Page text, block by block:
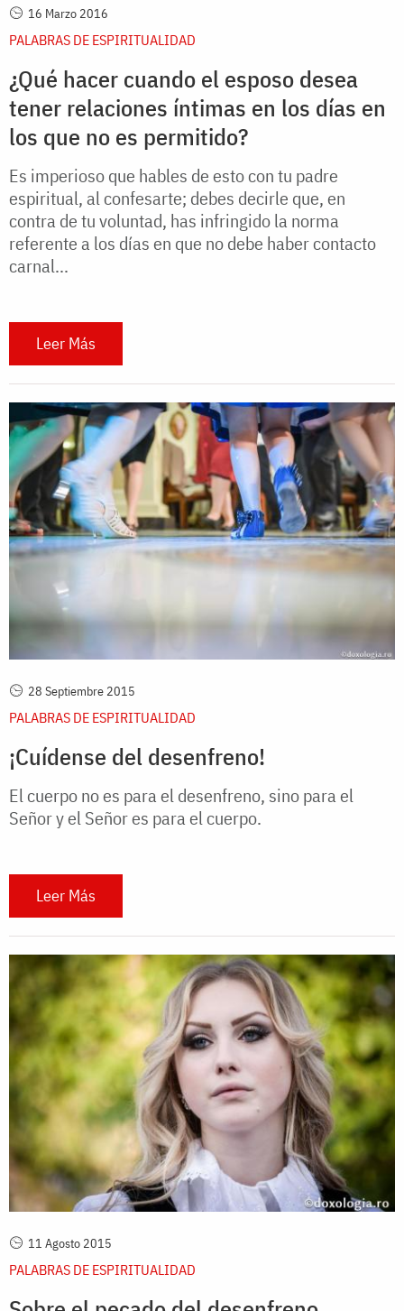
16 Marzo 2016
PALABRAS DE ESPIRITUALIDAD
¿Qué hacer cuando el esposo desea
tener relaciones íntimas en los días en
los que no es permitido?
Es imperioso que hables de esto con tu padre
espiritual, al confesarte; debes decirle que, en
contra de tu voluntad, has infringido la norma
referente a los días en que no debe haber contacto
carnal...
Leer Más
28 Septiembre 2015
PALABRAS DE ESPIRITUALIDAD
¡Cuídense del desenfreno!
El cuerpo no es para el desenfreno, sino para el
Señor y el Señor es para el cuerpo.
Leer Más
11 Agosto 2015
PALABRAS DE ESPIRITUALIDAD